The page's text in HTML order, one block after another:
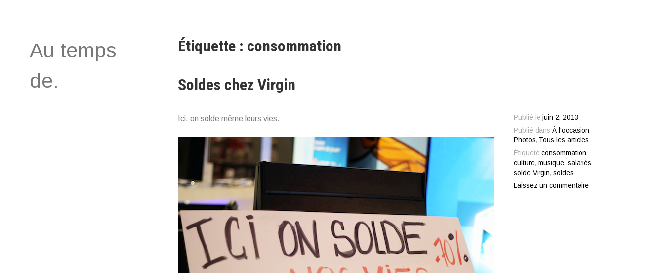
Au temps
de.
Étiquette : consommation
Soldes chez Virgin
Publié lejuin 2, 2013
Publié dansÀ l'occasion,
Photos, Tous les articles
Étiquetéconsommation,
culture,musique,salariés,
solde Virgin,soldes
Laissez un commentaire
Ici, on solde même leurs vies.